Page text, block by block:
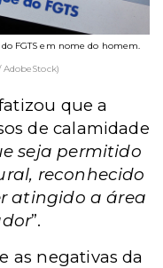
FGTS em nome do homem.
que a
de calamidade
seja permitido
reconhecido
atingido a área
”.
as negativas da